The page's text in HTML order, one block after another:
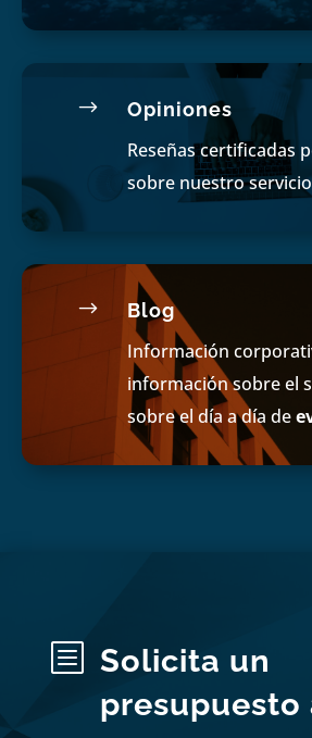
$ Opiniones
Reseñas certificadas
sobre nuestro
$ Blog
Información
información sobre el
sobre el día a día de
b
Solicita un
presupuesto